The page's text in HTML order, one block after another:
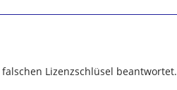
Lizenzschlüsel beantwortet.